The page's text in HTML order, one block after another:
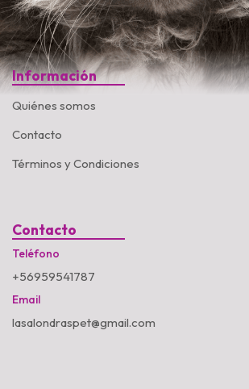
Información
Quiénes somos
Contacto
Términos y Condiciones
Contacto
Teléfono
+56959541787
Email
lasalondraspet@gmail.com